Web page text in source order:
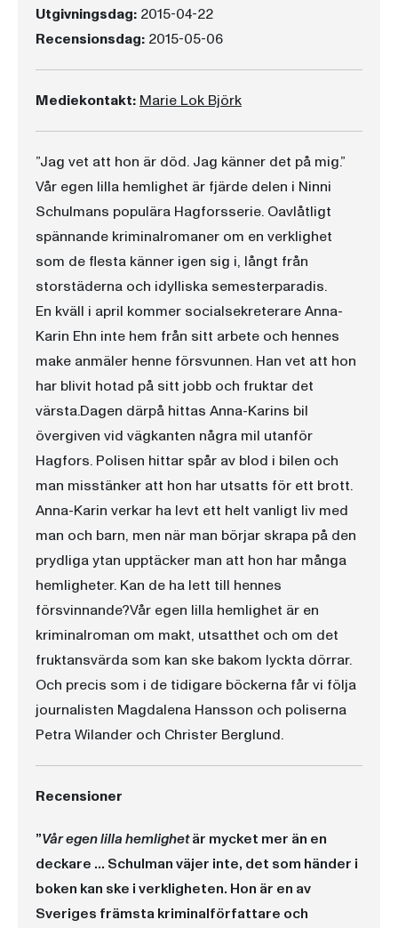
Utgivningsdag: 2015-04-22
Recensionsdag: 2015-05-06
Mediekontakt: Marie Lok Björk
”Jag vet att hon är död. Jag känner det på mig.”
Vår egen lilla hemlighet är fjärde delen i Ninni
Schulmans populära Hagforsserie. Oavlåtligt
spännande kriminalromaner om en verklighet
som de flesta känner igen sig i, långt från
storstäderna och idylliska semesterparadis.
En kväll i april kommer socialsekreterare Anna-
Karin Ehn inte hem från sitt arbete och hennes
make anmäler henne försvunnen. Han vet att hon
har blivit hotad på sitt jobb och fruktar det
värsta.Dagen därpå hittas Anna-Karins bil
övergiven vid vägkanten några mil utanför
Hagfors. Polisen hittar spår av blod i bilen och
man misstänker att hon har utsatts för ett brott.
Anna-Karin verkar ha levt ett helt vanligt liv med
man och barn, men när man börjar skrapa på den
prydliga ytan upptäcker man att hon har många
hemligheter. Kan de ha lett till hennes
försvinnande?Vår egen lilla hemlighet är en
kriminalroman om makt, utsatthet och om det
fruktansvärda som kan ske bakom lyckta dörrar.
Och precis som i de tidigare böckerna får vi följa
journalisten Magdalena Hansson och poliserna
Petra Wilander och Christer Berglund.
Recensioner
”Vår egen lilla hemlighetär mycket mer än en
deckare ... Schulman väjer inte, det som händer i
boken kan ske i verkligheten. Hon är en av
Sveriges främsta kriminalförfattare och